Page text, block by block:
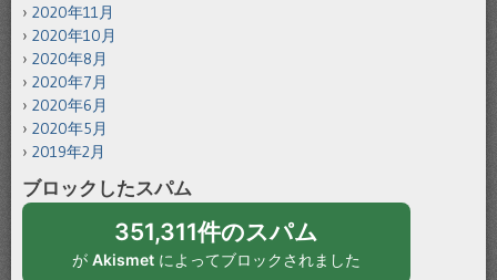
2020年11月
2020年10月
2020年8月
2020年7月
2020年6月
2020年5月
2019年2月
ブロックしたスパム
351,311件のスパム
が Akismet によってブロックされました